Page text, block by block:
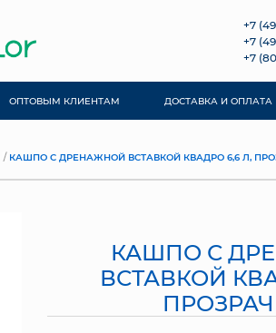
+7
+7
+7
ОПТОВЫМ КЛИЕНТАМ ДОСТАВКА И ОПЛАТА
КАШПО С ДРЕНАЖНОЙ ВСТАВКОЙ КВАДРО 6,6 Л,
КАШПО С
ВСТАВКОЙ